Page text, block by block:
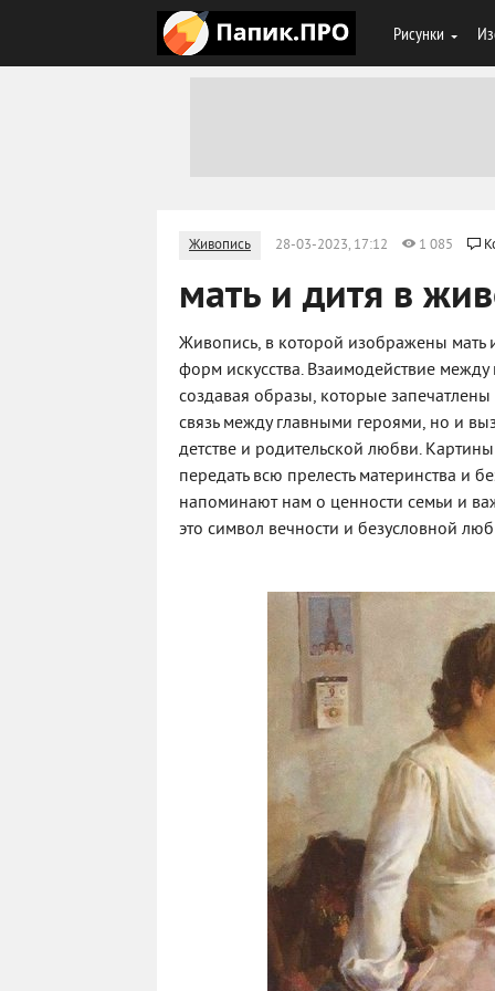
Рисунки
Живопись 28-03-2023, 17:12 1 085
мать и дитя в
Живопись, в которой изображены мать
форм искусства. Взаимодействие
создавая образы, которые
связь между главными героями, но и
детстве и родительской любви.
передать всю прелесть материнства и
напоминают нам о ценности семьи и
это символ вечности и безусловной